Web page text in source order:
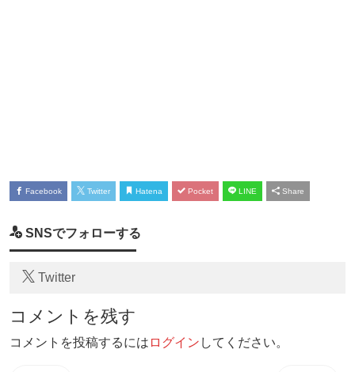
Facebook Twitter Hatena Pocket LINE Share
SNSでフォローする
Twitter
コメントを残す
コメントを投稿するには ログイン してください。